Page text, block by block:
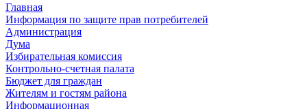
Главная
Информация по защите прав потребителей
Администрация
Дума
Избирательная комиссия
Контрольно-счетная палата
Бюджет для граждан
Жителям и гостям района
Информационная